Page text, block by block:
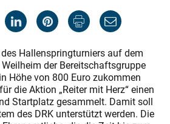
Hallenspringturniers auf dem
der Bereitschaftsgruppe
Höhe von 800 Euro zukommen
die Aktion „Reiter mit Herz“ einen
Startplatz gesammelt. Damit soll
des DRK unterstützt werden. Die